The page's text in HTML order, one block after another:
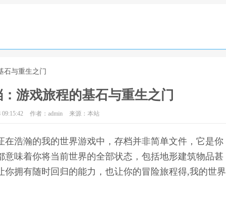
石与重生之门
游戏旅程的基石与重生之门
09:15:42 作者：admin 来源：本站
浩瀚的我的世界游戏中，存档并非简单文件，它是你
味着你将当前世界的全部状态，包括地形建筑物品甚
拥有随时回归的能力，也让你的冒险旅程得,我的世界